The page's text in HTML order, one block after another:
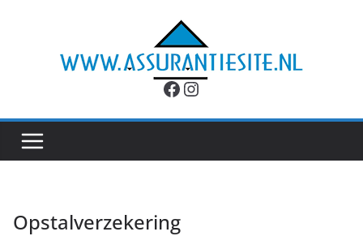
Facebook
Instagram
Opstalverzekering